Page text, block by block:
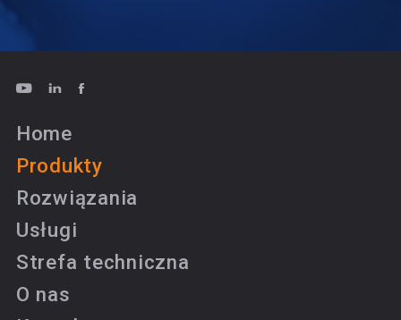
Home
Produkty
Rozwiązania
Usługi
Strefa techniczna
O nas